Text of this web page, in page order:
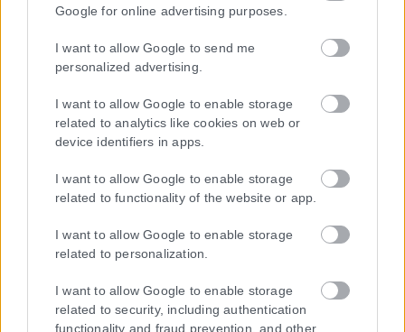
Google for online advertising purposes.
I want to allow Google to send me
personalized advertising.
I want to allow Google to enable storage
related to analytics like cookies on web or
device identifiers in apps.
I want to allow Google to enable storage
related to functionality of the website or app.
I want to allow Google to enable storage
related to personalization.
I want to allow Google to enable storage
related to security, including authentication
functionality and fraud prevention, and other